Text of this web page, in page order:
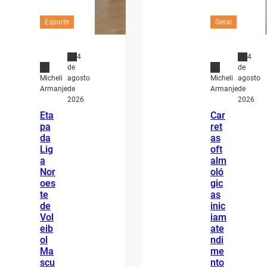
Esporte
Micheli
Armanje
4
de
agosto
de
2026
Eta
pa
da
Lig
a
Nor
oes
te
de
Vol
eib
ol
Ma
scu
Geral
Micheli
Armanje
4
de
agosto
de
2026
Car
ret
as
oft
alm
oló
gic
as
inic
iam
ate
ndi
me
nto